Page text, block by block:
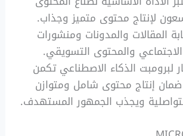
لإنتاج محتوى متميز وجذاب.
المقالات والمدونات ومنشورات
والمحتوى التسويقي.
لبرومبت الذكاء الاصطناعي تكمن
إنتاج محتوى شامل ومتوازن
ويجذب الجمهور المستهدف.